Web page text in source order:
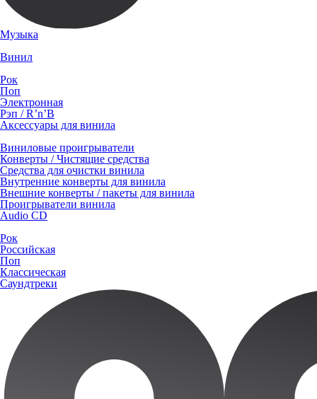
Музыка
Винил
Рок
Поп
Электронная
Рэп / R’n’B
Аксессуары для винила
Виниловые проигрыватели
Конверты / Чистящие средства
Средства для очистки винила
Внутренние конверты для винила
Внешние конверты / пакеты для винила
Проигрыватели винила
Audio CD
Рок
Российская
Поп
Классическая
Саундтреки